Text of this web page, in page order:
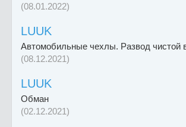
(08.01.2022)
LUUK
Автомобильные чехлы. Развод чистой
(08.12.2021)
LUUK
Обман
(02.12.2021)